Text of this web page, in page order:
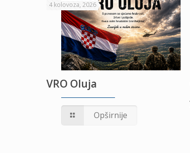
4 kolovoza, 2026
VRO Oluja
Opširnije